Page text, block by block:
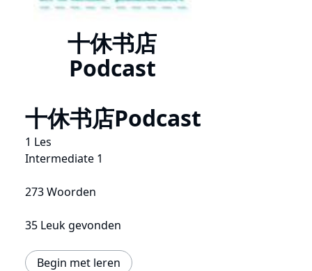
十休书店
Podcast
十休书店Podcast
1 Les
Intermediate 1
273 Woorden
35 Leuk gevonden
Begin met leren